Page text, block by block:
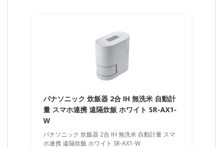
パナソニック 炊飯器 2合 IH 無洗米 自動計
量 スマホ連携 遠隔炊飯 ホワイト SR-AX1-
W
パナソニック 炊飯器 2合 IH 無洗米 自動計量 スマ
ホ連携 遠隔炊飯 ホワイト SR-AX1-W